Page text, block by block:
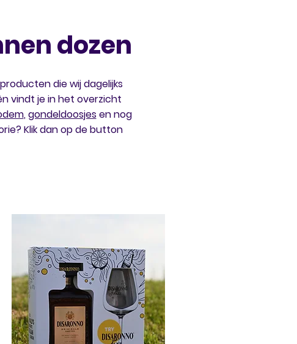
dozen
die wij dagelijks
vindt je in het overzicht
,gondeldoosjesen nog
Klik dan op de button